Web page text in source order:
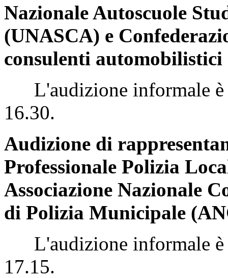
Nazionale Autoscuole
(UNASCA) e
consulenti
L'audizione informale è
16.30.
Audizione di
Professionale Polizia
Associazione Nazionale
di Polizia Municipale
L'audizione informale è
17.15.